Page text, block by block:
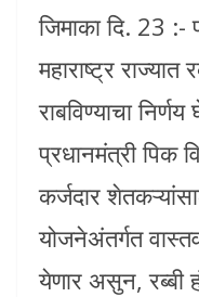
जिमाका दि. 23 :-
महाराष्ट्र
राबविण्याचा
प्रधानमंत्री पिक
कर्जदार
योजनेअंतर्गत
येणार असुन, रब्बी